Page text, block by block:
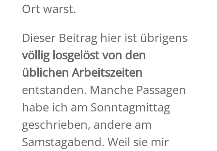
Ort warst.
Dieser Beitrag hier ist übrigens
völlig losgelöst von den
üblichen Arbeitszeiten
entstanden. Manche Passagen
habe ich am Sonntagmittag
geschrieben, andere am
Samstagabend. Weil sie mir